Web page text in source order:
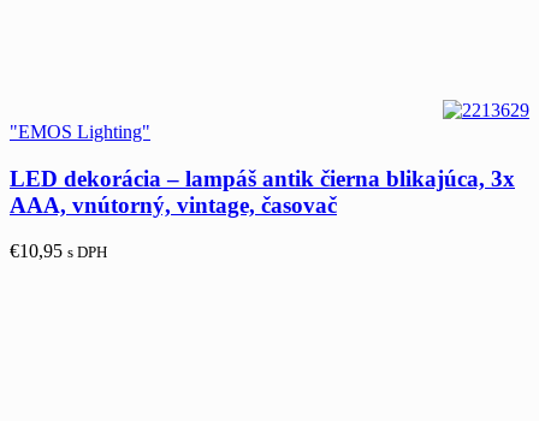
"EMOS Lighting"
LED dekorácia – lampáš antik čierna blikajúca, 3x
AAA, vnútorný, vintage, časovač
€10,95 s DPH